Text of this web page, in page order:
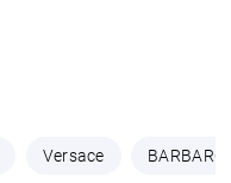
Versace